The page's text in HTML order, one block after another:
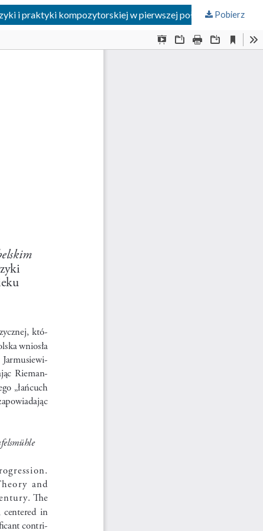
i praktyki kompozytorskiej w pierwszej połowie XIX wieku
Pobierz